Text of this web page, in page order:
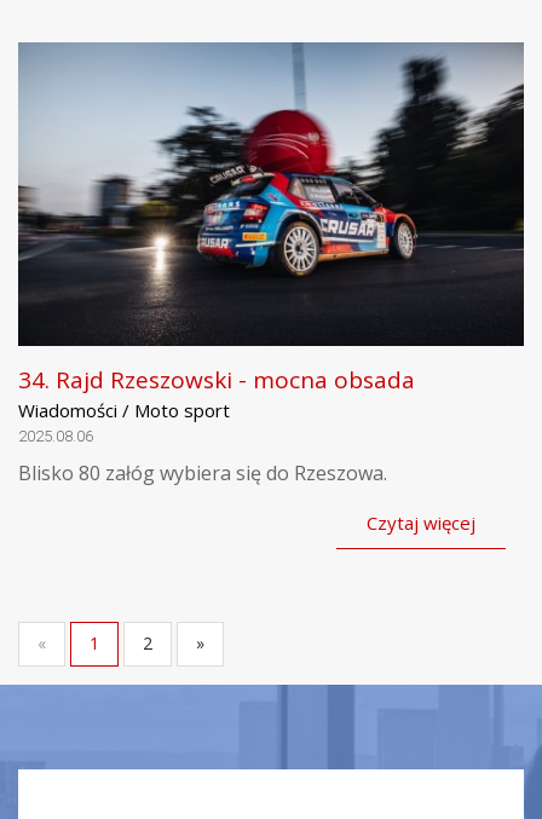
34. Rajd Rzeszowski - mocna obsada
Wiadomości / Moto sport
2025.08.06
Blisko 80 załóg wybiera się do Rzeszowa.
Czytaj więcej
« 1 2 »